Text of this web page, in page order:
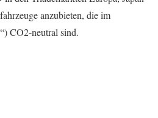
anzubieten, die im
CO2-neutral sind.